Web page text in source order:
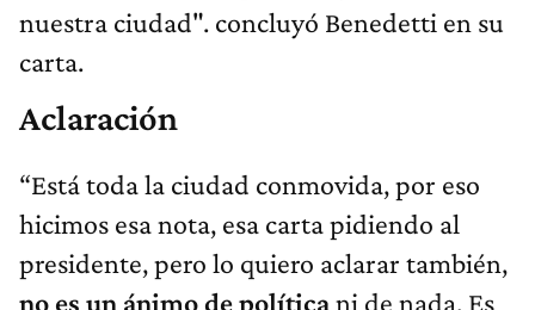
nuestra ciudad". concluyó Benedetti en su
carta.
Aclaración
“Está toda la ciudad conmovida, por eso
hicimos esa nota, esa carta pidiendo al
presidente, pero lo quiero aclarar también,
no es un ánimo de políticani de nada. Es